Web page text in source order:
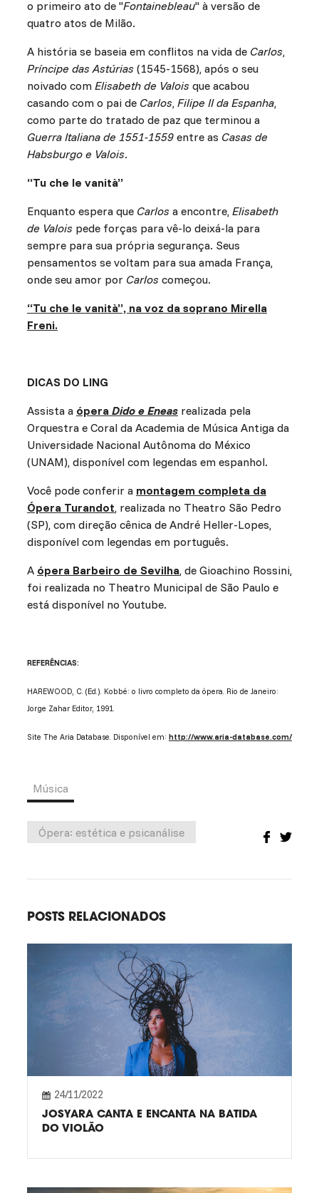
o primeiro ato de "Fontainebleau" à versão de
quatro atos de Milão.
A história se baseia em conflitos na vida de Carlos,
Príncipe das Astúrias(1545-1568), após o seu
noivado com Elisabeth de Valoisque acabou
casando com o pai de Carlos, Filipe II da Espanha,
como parte do tratado de paz que terminou a
Guerra Italiana de 1551-1559entre as Casas de
Habsburgo e Valois.
“Tu che le vanità”
Enquanto espera que Carlosa encontre, Elisabeth
de Valoispede forças para vê-lo deixá-la para
sempre para sua própria segurança. Seus
pensamentos se voltam para sua amada França,
onde seu amor por Carloscomeçou.
“Tu che le vanità”, na voz da soprano Mirella
Freni.
DICAS DO LING
Assista a ópera Dido e Eneasrealizada pela
Orquestra e Coral da Academia de Música Antiga da
Universidade Nacional Autônoma do México
(UNAM), disponível com legendas em espanhol.
Você pode conferir a montagem completa da
Ópera Turandot, realizada no Theatro São Pedro
(SP), com direção cênica de André Heller-Lopes,
disponível com legendas em português.
A ópera Barbeiro de Sevilha, de Gioachino Rossini,
foi realizada no Theatro Municipal de São Paulo e
está disponível no Youtube.
REFERÊNCIAS:
HAREWOOD, C. (Ed.). Kobbé: o livro completo da ópera. Rio de Janeiro:
Jorge Zahar Editor, 1991.
Site The Aria Database. Disponível em: http://www.aria-database.com/
Música
Ópera: estética e psicanálise
POSTS RELACIONADOS
24/11/2022
JOSYARA CANTA E ENCANTA NA BATIDA
DO VIOLÃO